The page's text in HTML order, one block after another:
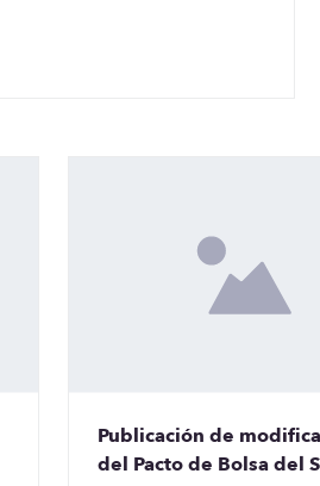
Publicación de
del Pacto de Bolsa del